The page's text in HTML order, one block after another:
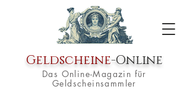
Geldscheine-Online
Das Online-Magazin für
Geldscheinsammler